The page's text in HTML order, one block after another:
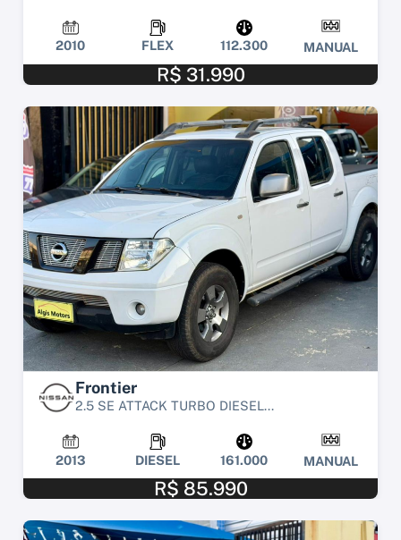
2010 FLEX 112.300 MANUAL
R$ 31.990
Frontier
2.5 SE ATTACK TURBO DIESEL...
2013 DIESEL 161.000 MANUAL
R$ 85.990